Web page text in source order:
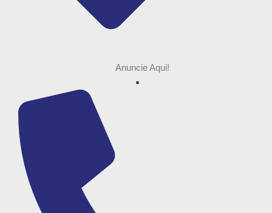
Anuncie Aqui!